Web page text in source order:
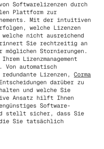
Softwarelizenzen durch
Plattform zur
Mit der intuitiven
welche Lizenzen
nicht ausreichend
Sie rechtzeitig an
möglichen Stornierungen.
Lizenzmanagement
automatisch
Lizenzen, Corma
darüber zu
und welche Sie
Ansatz hilft Ihnen
Software-
stellt sicher, dass Sie
Sie tatsächlich